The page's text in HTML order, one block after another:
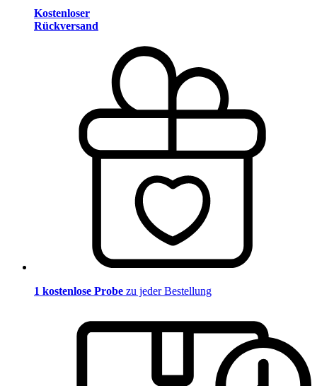
Kostenloser
Rückversand
1 kostenlose Probe zu jeder Bestellung